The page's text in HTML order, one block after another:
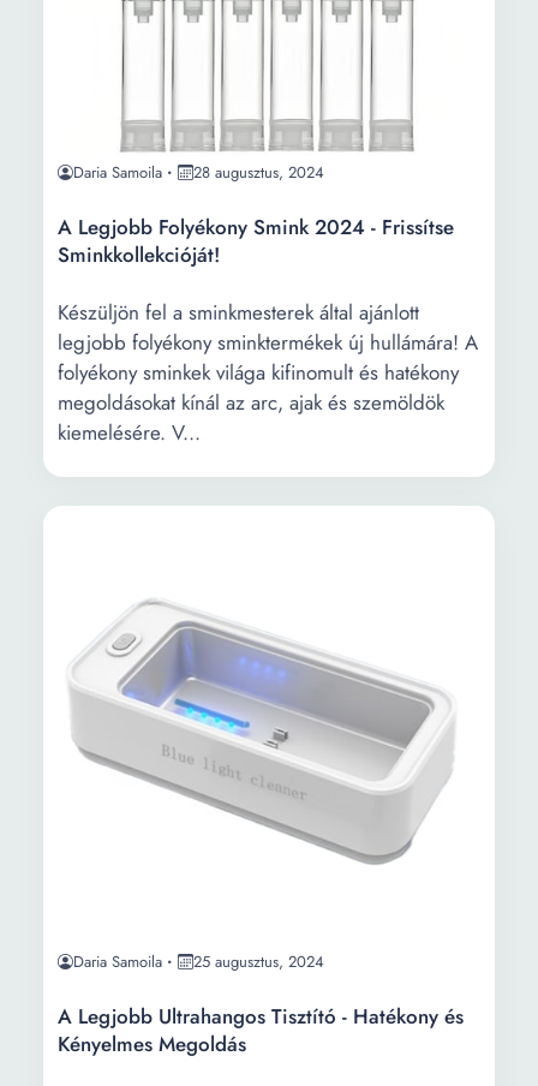
Daria Samoila 28 augusztus, 2024
A Legjobb Folyékony Smink 2024 - Frissítse
Sminkkollekcióját!
Készüljön fel a sminkmesterek által ajánlott
legjobb folyékony sminktermékek új hullámára! A
folyékony sminkek világa kifinomult és hatékony
megoldásokat kínál az arc, ajak és szemöldök
kiemelésére. V...
Daria Samoila 25 augusztus, 2024
A Legjobb Ultrahangos Tisztító - Hatékony és
Kényelmes Megoldás